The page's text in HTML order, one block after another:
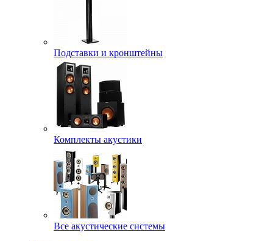
Подставки и кронштейны
Комплекты акустики
Все акустические системы